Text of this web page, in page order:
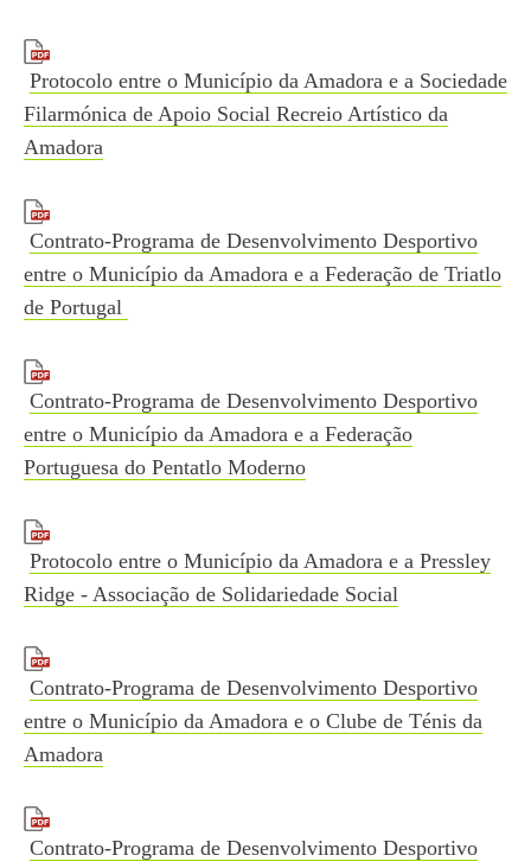
Protocolo entre o Município da Amadora e a Sociedade
Filarmónica de Apoio Social Recreio Artístico da
Amadora
Contrato-Programa de Desenvolvimento Desportivo
entre o Município da Amadora e a Federação de Triatlo
de Portugal
Contrato-Programa de Desenvolvimento Desportivo
entre o Município da Amadora e a Federação
Portuguesa do Pentatlo Moderno
Protocolo entre o Município da Amadora e a Pressley
Ridge - Associação de Solidariedade Social
Contrato-Programa de Desenvolvimento Desportivo
entre o Município da Amadora e o Clube de Ténis da
Amadora
Contrato-Programa de Desenvolvimento Desportivo